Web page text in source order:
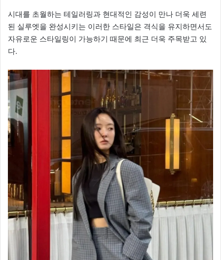
시대를 초월하는 테일러링과 현대적인 감성이 만나 더욱 세련
된 실루엣을 완성시키는 이러한 스타일은 격식을 유지하면서도
자유로운 스타일링이 가능하기 때문에 최근 더욱 주목받고 있
다.